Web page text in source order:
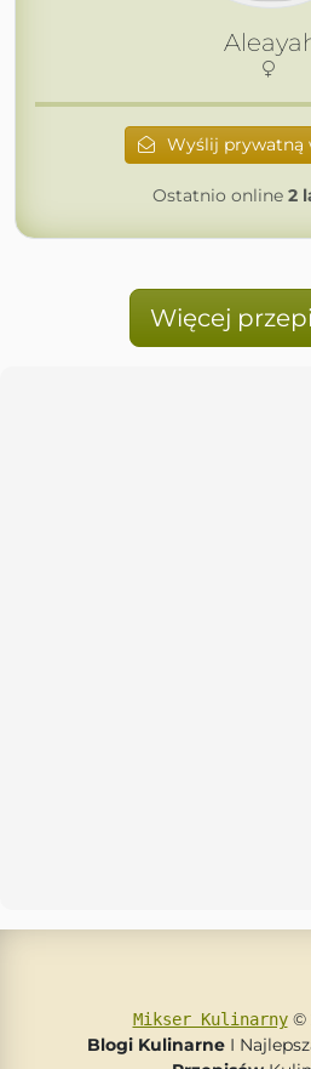
Wyślij prywatną
Ostatnio online 2
Więcej
Mikser Kulinarny©
Blogi Kulinarne I